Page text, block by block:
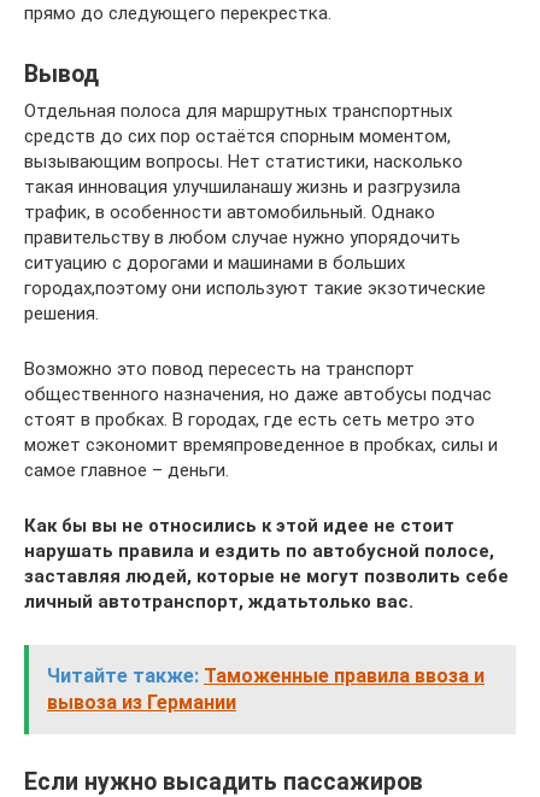
прямо до следующего перекрестка.
Вывод
Отдельная полоса для маршрутных транспортных
средств до сих пор остаётся спорным моментом,
вызывающим вопросы. Нет статистики, насколько
такая инновация улучшиланашу жизнь и разгрузила
трафик, в особенности автомобильный. Однако
правительству в любом случае нужно упорядочить
ситуацию с дорогами и машинами в больших
городах,поэтому они используют такие экзотические
решения.
Возможно это повод пересесть на транспорт
общественного назначения, но даже автобусы подчас
стоят в пробках. В городах, где есть сеть метро это
может сэкономит времяпроведенное в пробках, силы и
самое главное – деньги.
Как бы вы не относились к этой идее не стоит
нарушать правила и ездить по автобусной полосе,
заставляя людей, которые не могут позволить себе
личный автотранспорт, ждатьтолько вас.
Читайте также: Таможенные правила ввоза и
вывоза из Германии
Если нужно высадить пассажиров